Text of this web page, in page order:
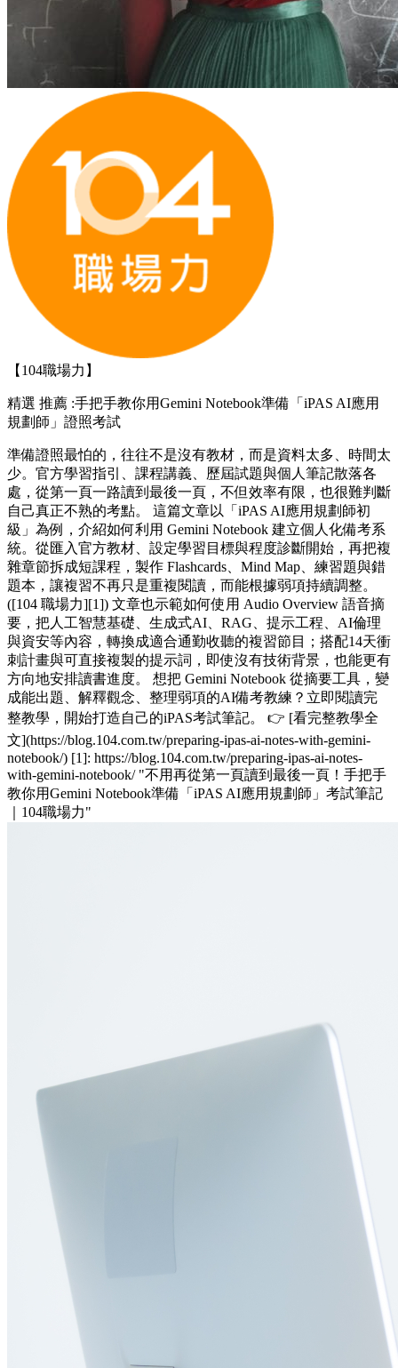
【104職場力】
精選 推薦 :手把手教你用Gemini Notebook準備「iPAS AI應用
規劃師」證照考試
準備證照最怕的，往往不是沒有教材，而是資料太多、時間太
少。官方學習指引、課程講義、歷屆試題與個人筆記散落各
處，從第一頁一路讀到最後一頁，不但效率有限，也很難判斷
自己真正不熟的考點。 這篇文章以「iPAS AI應用規劃師初
級」為例，介紹如何利用 Gemini Notebook 建立個人化備考系
統。從匯入官方教材、設定學習目標與程度診斷開始，再把複
雜章節拆成短課程，製作 Flashcards、Mind Map、練習題與錯
題本，讓複習不再只是重複閱讀，而能根據弱項持續調整。
([104 職場力][1]) 文章也示範如何使用 Audio Overview 語音摘
要，把人工智慧基礎、生成式AI、RAG、提示工程、AI倫理
與資安等內容，轉換成適合通勤收聽的複習節目；搭配14天衝
刺計畫與可直接複製的提示詞，即使沒有技術背景，也能更有
方向地安排讀書進度。 想把 Gemini Notebook 從摘要工具，變
成能出題、解釋觀念、整理弱項的AI備考教練？立即閱讀完
整教學，開始打造自己的iPAS考試筆記。 👉 [看完整教學全
文](https://blog.104.com.tw/preparing-ipas-ai-notes-with-gemini-
notebook/) [1]: https://blog.104.com.tw/preparing-ipas-ai-notes-
with-gemini-notebook/ "不用再從第一頁讀到最後一頁！手把手
教你用Gemini Notebook準備「iPAS AI應用規劃師」考試筆記
｜104職場力"